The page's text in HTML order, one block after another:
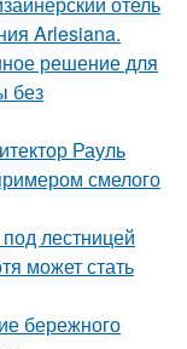
Arlesiana.
решение для
без
Рауль
смелого
лестницей
может стать
бережного